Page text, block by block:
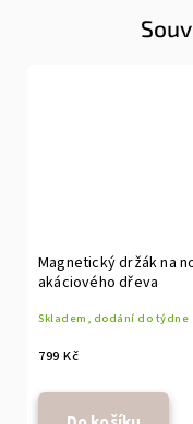
Magnetický držák na
akáciového dřeva
Skladem, dodání do týdne
799 Kč